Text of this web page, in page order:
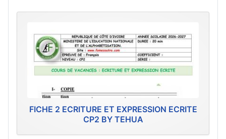
FICHE 2 ECRITURE ET EXPRESSION ECRITE
CP2 BY TEHUA